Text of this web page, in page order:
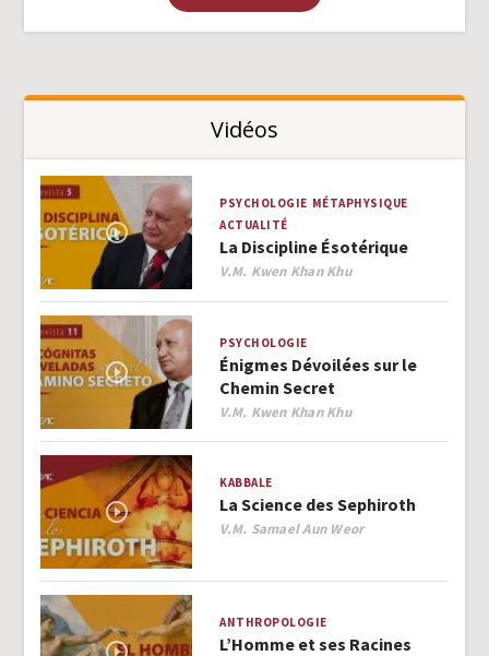
Vidéos
PSYCHOLOGIE MÉTAPHYSIQUE
ACTUALITÉ
La Discipline Ésotérique
Author
V.M. Kwen Khan Khu
PSYCHOLOGIE
Énigmes Dévoilées sur le
Chemin Secret
Author
V.M. Kwen Khan Khu
KABBALE
La Science des Sephiroth
Author
V.M. Samael Aun Weor
ANTHROPOLOGIE
L’Homme et ses Racines